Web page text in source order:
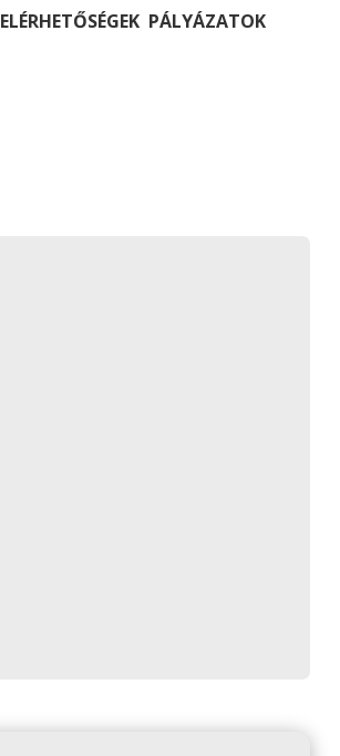
ELÉRHETŐSÉGEK PÁLYÁZATOK